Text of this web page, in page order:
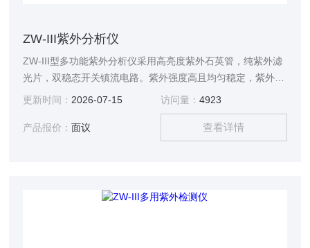
ZW-III紫外分析仪
ZW-III型多功能紫外分析仪采用高亮度紫外石英管，纯紫外滤
光片，双稳态开关镇流电路。紫外强度高且均匀稳定，紫外光
纯度高，经久耐用。广泛应用于生物、化工、医学、包装印
更新时间： 2026-07-15 访问量： 4923
产品报价：面议 查看详情